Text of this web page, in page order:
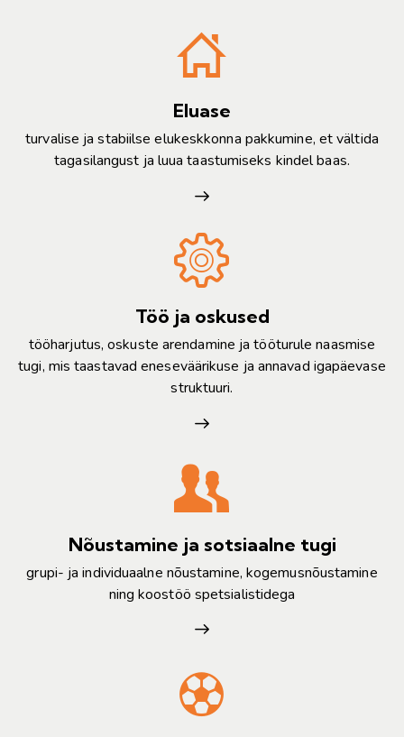
Eluase
turvalise ja stabiilse elukeskkonna pakkumine, et vältida
tagasilangust ja luua taastumiseks kindel baas.
Töö ja oskused
tööharjutus, oskuste arendamine ja tööturule naasmise
tugi, mis taastavad eneseväärikuse ja annavad igapäevase
struktuuri.
Nõustamine ja sotsiaalne tugi
grupi- ja individuaalne nõustamine, kogemusnõustamine
ning koostöö spetsialistidega